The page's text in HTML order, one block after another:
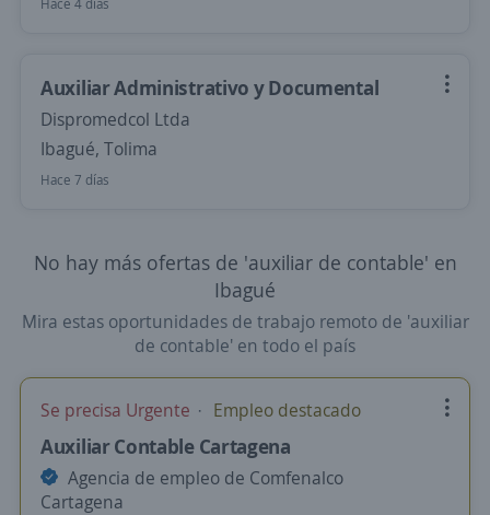
Hace 4 días
Auxiliar Administrativo y Documental
Dispromedcol Ltda
Ibagué, Tolima
Hace 7 días
No hay más ofertas de 'auxiliar de contable' en
Ibagué
Mira estas oportunidades de trabajo remoto de 'auxiliar
de contable' en todo el país
Se precisa Urgente Empleo destacado
Auxiliar Contable Cartagena
Agencia de empleo de Comfenalco
Cartagena